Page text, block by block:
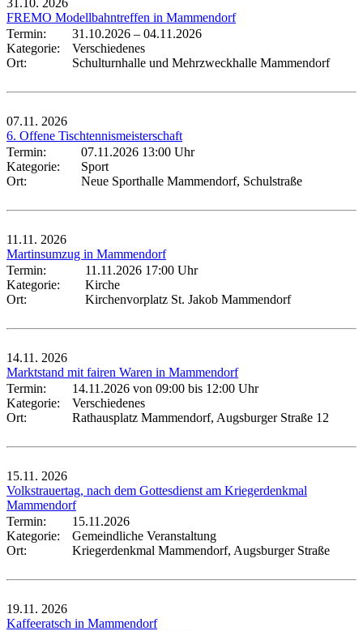
31.10. 2026
FREMO Modellbahntreffen in Mammendorf
Termin:
31.10.2026 – 04.11.2026
Kategorie:
Verschiedenes
Ort:
Schulturnhalle und Mehrzweckhalle Mammendorf
07.11. 2026
6. Offene Tischtennismeisterschaft
Termin:
07.11.2026 13:00 Uhr
Kategorie:
Sport
Ort:
Neue Sporthalle Mammendorf, Schulstraße
11.11. 2026
Martinsumzug in Mammendorf
Termin:
11.11.2026 17:00 Uhr
Kategorie:
Kirche
Ort:
Kirchenvorplatz St. Jakob Mammendorf
14.11. 2026
Marktstand mit fairen Waren in Mammendorf
Termin:
14.11.2026 von 09:00 bis 12:00 Uhr
Kategorie:
Verschiedenes
Ort:
Rathausplatz Mammendorf, Augsburger Straße 12
15.11. 2026
Volkstrauertag, nach dem Gottesdienst am Kriegerdenkmal
Mammendorf
Termin:
15.11.2026
Kategorie:
Gemeindliche Veranstaltung
Ort:
Kriegerdenkmal Mammendorf, Augsburger Straße
19.11. 2026
Kaffeeratsch in Mammendorf